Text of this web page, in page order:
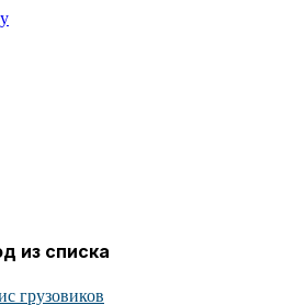
из списка
грузовиков